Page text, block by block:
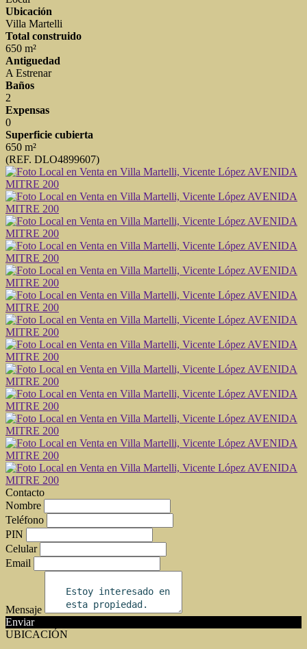
Ubicación
Villa Martelli
Total construido
650 m²
Antiguedad
A Estrenar
Baños
2
Expensas
0
Superficie cubierta
650 m²
(REF. DLO4899607)
Contacto
Nombre
Teléfono
PIN
Celular
Email
Mensaje
Enviar
UBICACIÓN